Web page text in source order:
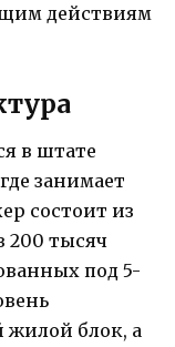
действиям
в штате
занимает
состоит из
200 тысяч
под 5-
жилой блок, а